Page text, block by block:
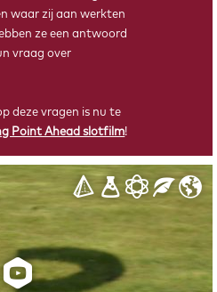
klimaat doe je met modellen.
wetten en metingen in een
waar zij aan werkten
ze een antwoord
vraag over
deze vragen is nu te
Point Ahead slotfilm!